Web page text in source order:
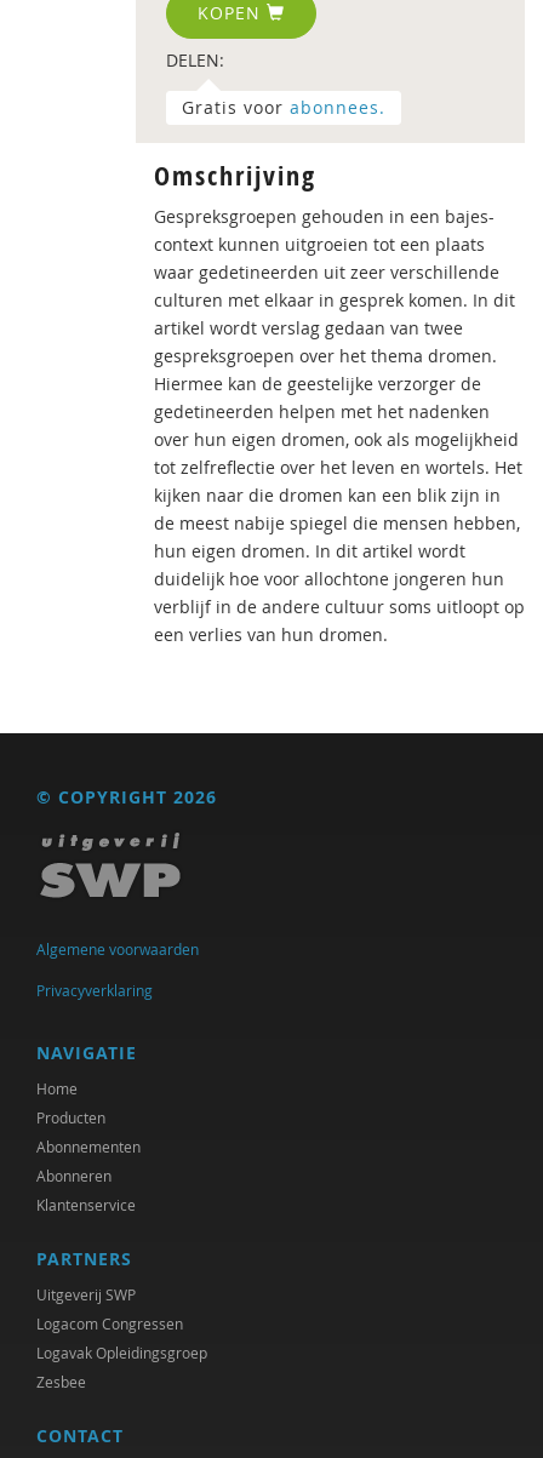
KOPEN
DELEN:
Gratis voor abonnees.
Omschrijving
Gespreksgroepen gehouden in een bajes-
context kunnen uitgroeien tot een plaats
waar gedetineerden uit zeer verschillende
culturen met elkaar in gesprek komen. In dit
artikel wordt verslag gedaan van twee
gespreksgroepen over het thema dromen.
Hiermee kan de geestelijke verzorger de
gedetineerden helpen met het nadenken
over hun eigen dromen, ook als mogelijkheid
tot zelfreflectie over het leven en wortels. Het
kijken naar die dromen kan een blik zijn in
de meest nabije spiegel die mensen hebben,
hun eigen dromen. In dit artikel wordt
duidelijk hoe voor allochtone jongeren hun
verblijf in de andere cultuur soms uitloopt op
een verlies van hun dromen.
© COPYRIGHT 2026
Algemene voorwaarden
Privacyverklaring
NAVIGATIE
Home
Producten
Abonnementen
Abonneren
Klantenservice
PARTNERS
Uitgeverij SWP
Logacom Congressen
Logavak Opleidingsgroep
Zesbee
CONTACT